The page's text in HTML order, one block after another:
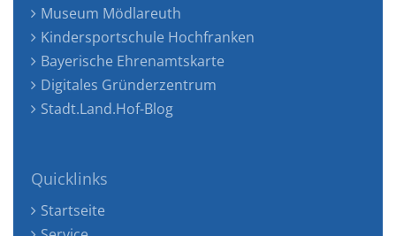
Museum Mödlareuth
Kindersportschule Hochfranken
Bayerische Ehrenamtskarte
Digitales Gründerzentrum
Stadt.Land.Hof-Blog
Quicklinks
Startseite